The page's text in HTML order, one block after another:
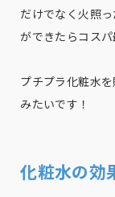
だけでなく火照
ができたらコスパ
プチプラ化粧水
みたいです！
化粧水の効